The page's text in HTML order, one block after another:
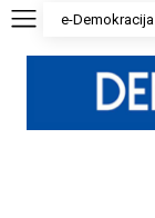
e-Demokracija